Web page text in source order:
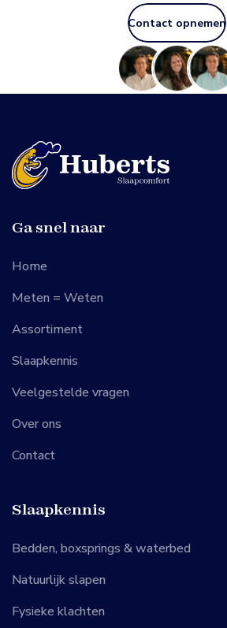
Contact opnemen
Ga snel naar
Home
Meten = Weten
Assortiment
Slaapkennis
Veelgestelde vragen
Over ons
Contact
Slaapkennis
Bedden, boxsprings & waterbed
Natuurlijk slapen
Fysieke klachten